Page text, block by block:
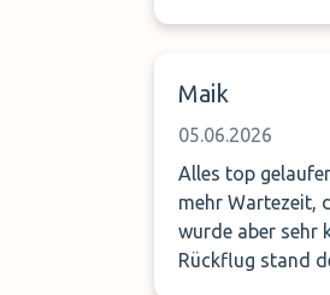
vereinbart
Parkhaus an und
uns empfangen.
aber nochmals
gewartet. Was
dieser Herr
muss!!! Er
Maik
05.06.2026
Alles top
mehr Wartezeit,
wurde aber sehr
Rückflug stand